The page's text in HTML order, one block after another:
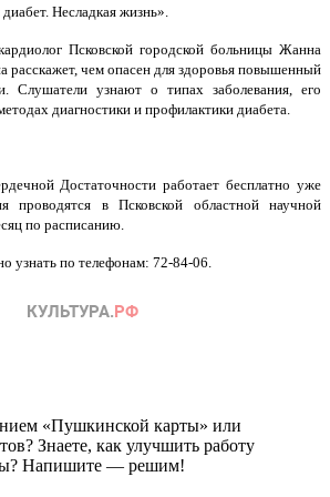
Несладкая жизнь».
Псковской городской больницы Жанна
расскажет, чем опасен для здоровья повышенный
Слушатели узнают о типах заболевания, его
диагностики и профилактики диабета.
Достаточности работает бесплатно уже
проводятся в Псковской областной научной
по расписанию.
узнать по телефонам: 72-84-06.
«Пушкинской карты» или
Знаете, как улучшить работу
Напишите — решим!